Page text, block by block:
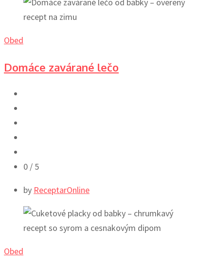
Obed
Domáce zavárané lečo
0 / 5
by ReceptarOnline
Obed